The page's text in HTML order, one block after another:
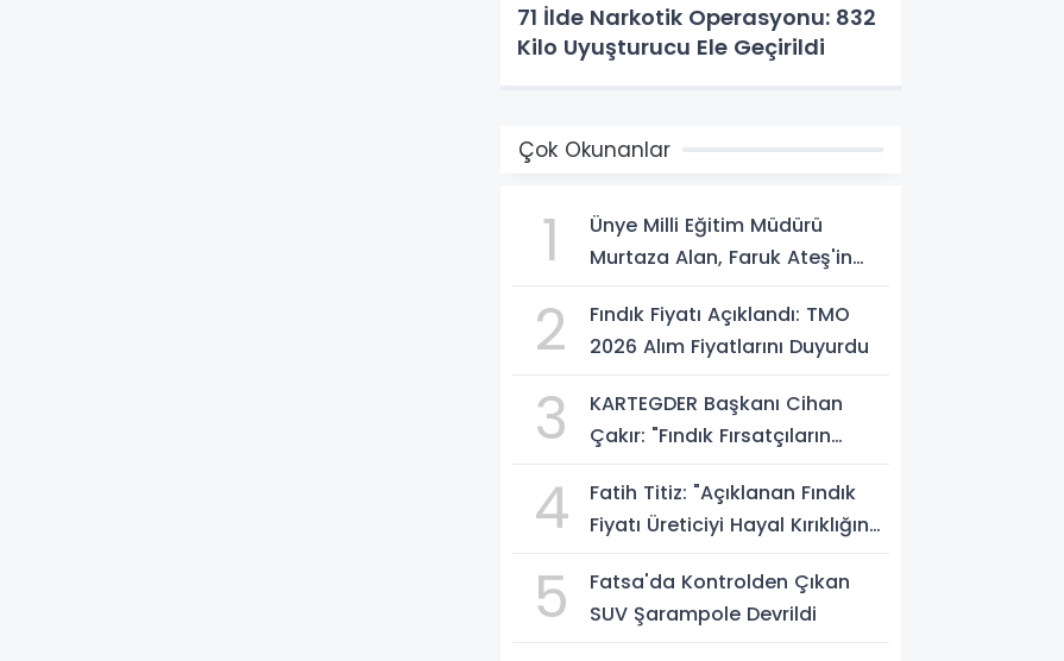
71 İlde Narkotik Operasyonu: 832
Kilo Uyuşturucu Ele Geçirildi
Çok Okunanlar
1
Ünye Milli Eğitim Müdürü
Murtaza Alan, Faruk Ateş'in
2
Fındık Fiyatı Açıklandı: TMO
2026 Alım Fiyatlarını Duyurdu
3
KARTEGDER Başkanı Cihan
Çakır: "Fındık Fırsatçıların
4
Fatih Titiz: "Açıklanan Fındık
Fiyatı Üreticiyi Hayal Kırıklığına
5
Fatsa'da Kontrolden Çıkan
SUV Şarampole Devrildi